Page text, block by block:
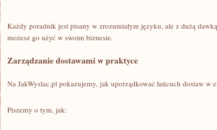
Każdy poradnik jest pisany w zrozumiałym języku, ale z dużą
możesz go użyć w swoim biznesie.
Zarządzanie dostawami w praktyce
Na JakWyslac.pl pokazujemy, jak uporządkować łańcuch dostaw w
Piszemy o tym, jak: